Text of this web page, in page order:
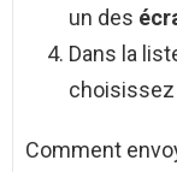
un des
Dans la
choisissez
Comment